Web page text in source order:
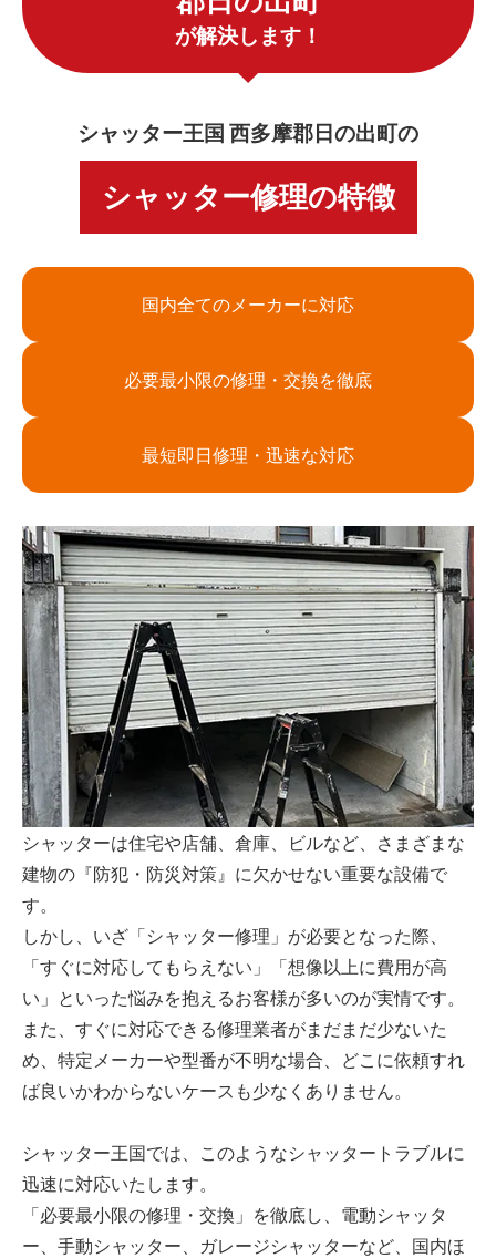
が解決します！
シャッター王国 西多摩郡日の出町の
シャッター修理の特徴
国内全てのメーカーに対応
必要最小限の修理・交換を徹底
最短即日修理・迅速な対応
シャッターは住宅や店舗、倉庫、ビルなど、さまざまな
建物の『防犯・防災対策』に欠かせない重要な設備で
す。
しかし、いざ「シャッター修理」が必要となった際、
「すぐに対応してもらえない」「想像以上に費用が高
い」といった悩みを抱えるお客様が多いのが実情です。
また、すぐに対応できる修理業者がまだまだ少ないた
め、特定メーカーや型番が不明な場合、どこに依頼すれ
ば良いかわからないケースも少なくありません。
シャッター王国では、このようなシャッタートラブルに
迅速に対応いたします。
「必要最小限の修理・交換」を徹底し、電動シャッタ
ー、手動シャッター、ガレージシャッターなど、国内ほ